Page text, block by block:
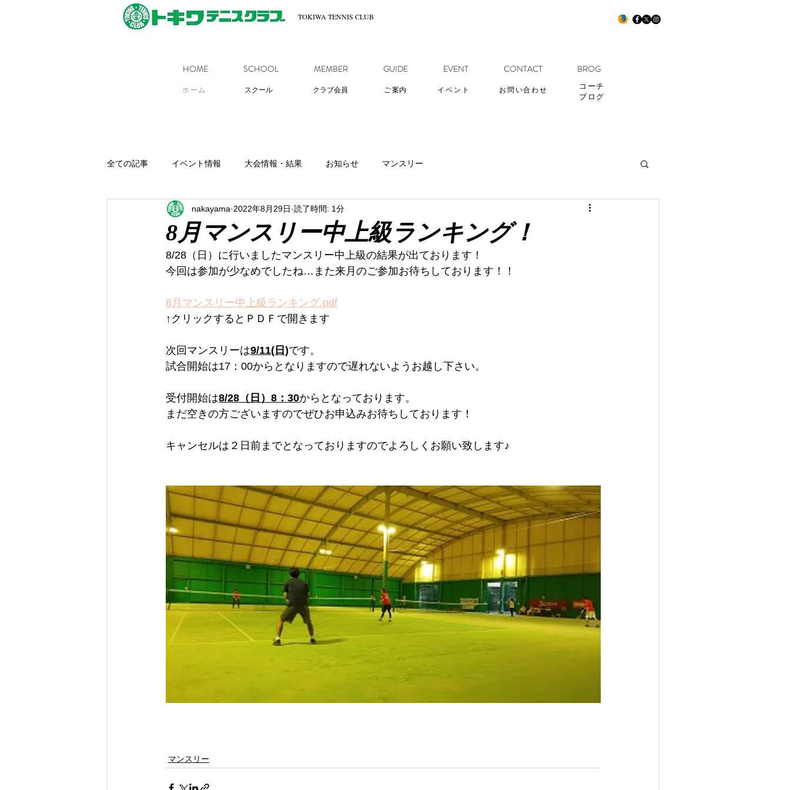
TOKIWA TENNIS CLUB
HOME SCHOOL MEMBER GUIDE EVENT CONTACT BROG
ホーム スクール クラブ会員 ご案内 イベント お問い合わせ
コーチ
ブログ
全ての記事 イベント情報 大会情報・結果 お知らせ マンスリー
8月マンスリー中上級ランキング！
nakayama 2022年8月29日 読了時間: 1分
8/28（日）に行いましたマンスリー中上級の結果が出ております！
今回は参加が少なめでしたね…また来月のご参加お待ちしております！！
8月マンスリー中上級ランキング.pdf
↑クリックするとＰＤＦで開きます
次回マンスリーは9/11(日)です。
試合開始は17：00からとなりますので遅れないようお越し下さい。
受付開始は8/28（日）8：30からとなっております。
まだ空きの方ございますのでぜひお申込みお待ちしております！
キャンセルは２日前までとなっておりますのでよろしくお願い致します♪
マンスリー